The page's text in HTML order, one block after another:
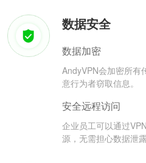
数据安全
数据加密
AndyVPN会加密所有
意行为者窃取信息。
安全远程访问
企业员工可以通过
源，无需担心数据泄露